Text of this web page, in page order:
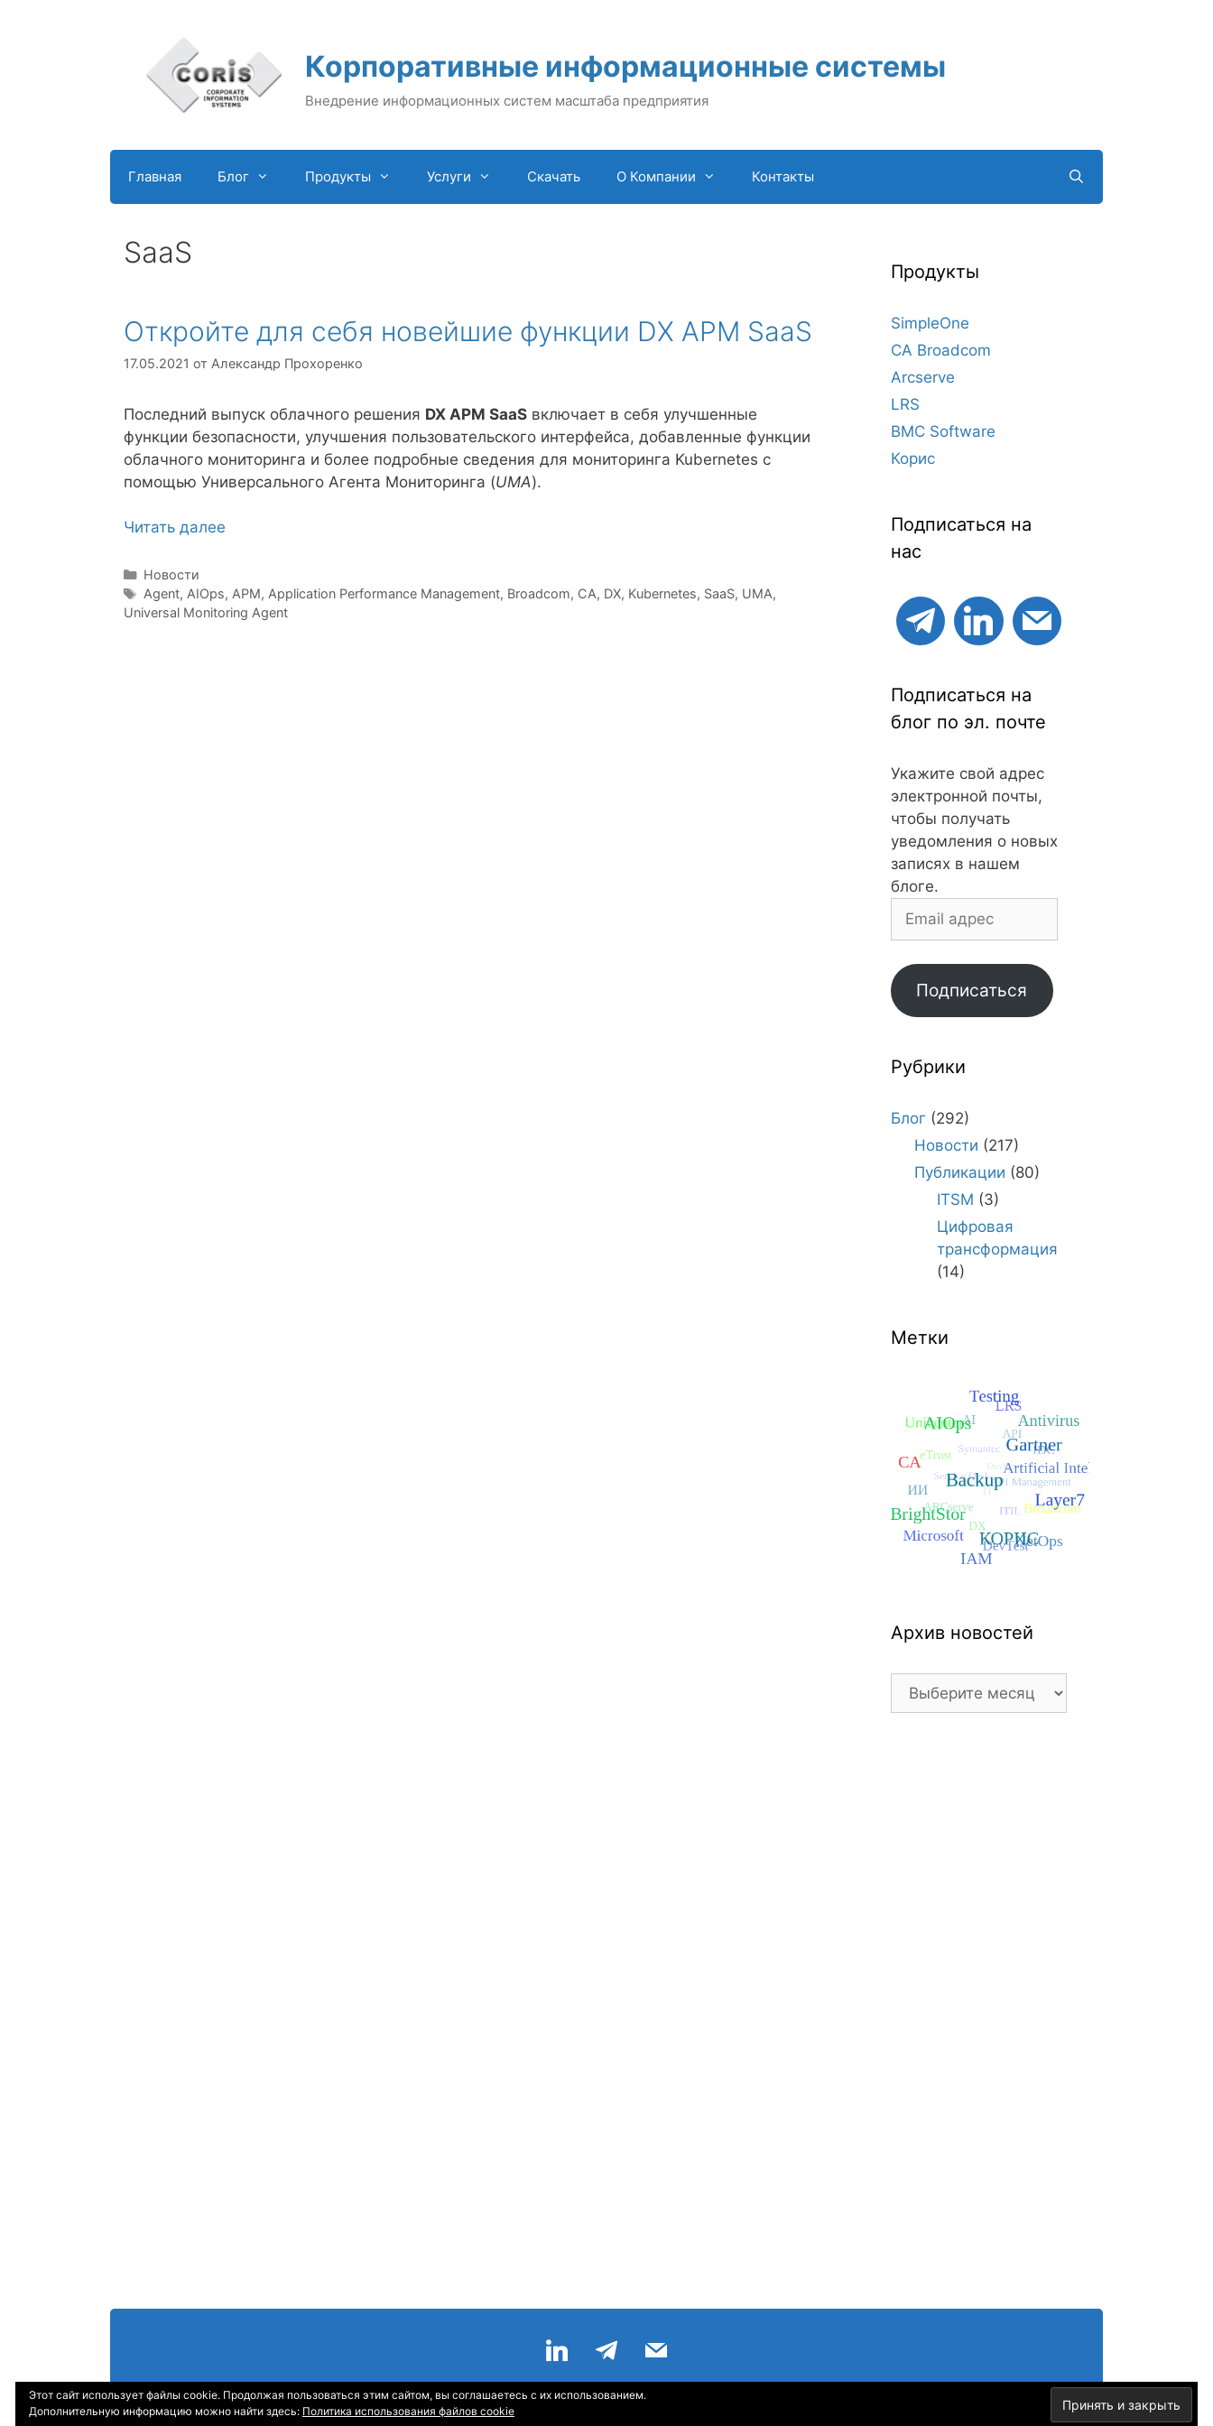
Корпоративные информационные системы
Внедрение информационных систем масштаба предприятия
Главная Блог Продукты Услуги Скачать О Компании Контакты
SaaS
Откройте для себя новейшие функции DX APM SaaS
17.05.2021 от Александр Прохоренко
Последний выпуск облачного решения DX APM SaaS включает в себя улучшенные
функции безопасности, улучшения пользовательского интерфейса, добавленные функции
облачного мониторинга и более подробные сведения для мониторинга Kubernetes с
помощью Универсального Агента Мониторинга (UMA).
Читать далее
Рубрики
Новости
Метки
Agent, AIOps, APM, Application Performance Management, Broadcom, CA, DX, Kubernetes, SaaS, UMA,
Universal Monitoring Agent
Продукты
SimpleOne
CA Broadcom
Arcserve
LRS
BMC Software
Корис
Подписаться на
нас
Подписаться на
блог по эл. почте
Укажите свой адрес
электронной почты,
чтобы получать
уведомления о новых
записях в нашем
блоге.
Email
Подписаться
Рубрики
Блог (292)
Новости (217)
Публикации (80)
ITSM (3)
Цифровая
трансформация
(14)
Метки
Архив новостей
Архив
новостей
Главная—О Компании—Контакты
Этот сайт использует файлы cookie. Продолжая пользоваться этим сайтом, вы соглашаетесь с их использованием.
Дополнительную информацию можно найти здесь: Политика использования файлов cookie